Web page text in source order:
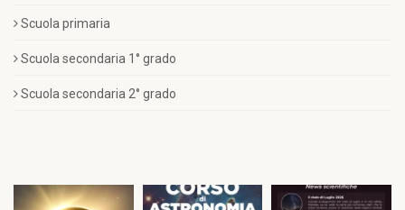
Scuola primaria
Scuola secondaria 1° grado
Scuola secondaria 2° grado